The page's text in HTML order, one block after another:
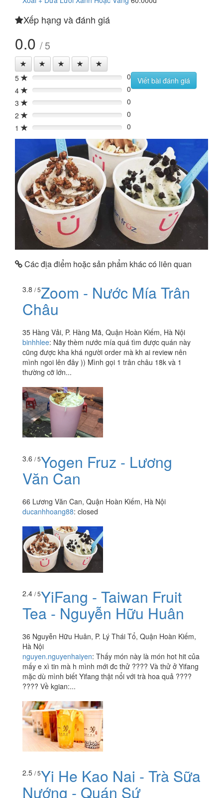
Xếp hạng và đánh giá
0.0 / 5
5 0%
0
4
0%
0
3
0%
0
2
0%
0
1
0% 0
Viết bài đánh giá
Các địa điểm hoặc sản phẩm khác có liên quan
3.8 / 5Zoom - Nước Mía Trân
Châu
35 Hàng Vải, P. Hàng Mã, Quận Hoàn Kiếm, Hà Nội
binhhlee: Nãy thèm nước mía quá tìm được quán này
cũng được kha khá người order mà kh ai review nên
mình ngoi lên đây )) Mình gọi 1 trân châu 18k và 1
thường cỡ lớn...
3.6 / 5Yogen Fruz - Lương
Văn Can
66 Lương Văn Can, Quận Hoàn Kiếm, Hà Nội
ducanhhoang88: closed
2.4 / 5YiFang - Taiwan Fruit
Tea - Nguyễn Hữu Huân
36 Nguyễn Hữu Huân, P. Lý Thái Tổ, Quận Hoàn Kiếm,
Hà Nội
nguyen.nguyenhaiyen: Thấy món này là món hot hit của
mấy e xì tin mà h mình mới đc thử ???? Và thử ở Yifang
mặc dù mình biết Yifang thật nổi với trà hoa quả ????
???? Về kgian:...
2.5 / 5Yi He Kao Nai - Trà Sữa
Nướng - Quán Sứ